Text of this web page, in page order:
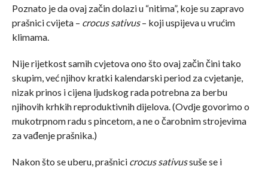
Poznato je da ovaj začin dolazi u “nitima”, koje su zapravo
prašnici cvijeta – crocus sativus– koji uspijeva u vrućim
klimama.
Nije rijetkost samih cvjetova ono što ovaj začin čini tako
skupim, već njihov kratki kalendarski period za cvjetanje,
nizak prinos i cijena ljudskog rada potrebna za berbu
njihovih krhkih reproduktivnih dijelova. (Ovdje govorimo o
mukotrpnom radu s pincetom, a ne o čarobnim strojevima
za vađenje prašnika.)
Nakon što se uberu, prašnici crocus sativussuše se i